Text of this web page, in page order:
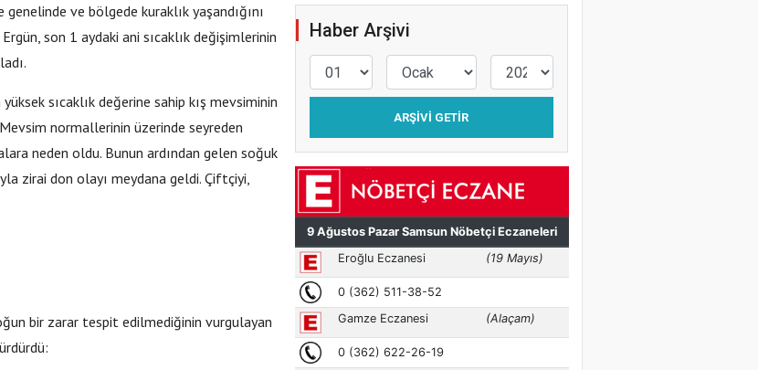
ve bölgede kuraklık yaşandığını
son 1 aydaki ani sıcaklık değişimlerinin
sıcaklık değerine sahip kış mevsiminin
normallerinin üzerinde seyreden
neden oldu. Bunun ardından gelen soğuk
zirai don olayı meydana geldi. Çiftçiyi,
bir zarar tespit edilmediğinin vurgulayan
Haber Arşivi
ARŞIVI GETIR